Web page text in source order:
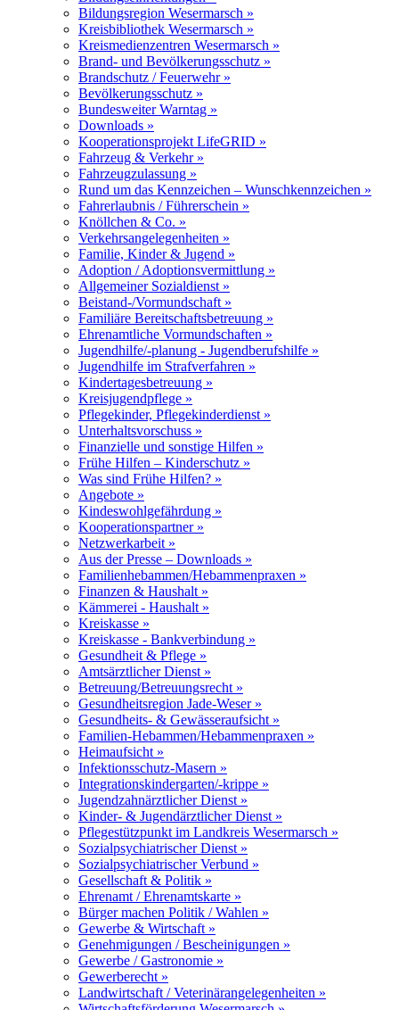
Bildungsregion Wesermarsch »
Kreisbibliothek Wesermarsch »
Kreismedienzentren Wesermarsch »
Brand- und Bevölkerungsschutz »
Brandschutz / Feuerwehr »
Bevölkerungsschutz »
Bundesweiter Warntag »
Downloads »
Kooperationsprojekt LifeGRID »
Fahrzeug & Verkehr »
Fahrzeugzulassung »
Rund um das Kennzeichen – Wunschkennzeichen »
Fahrerlaubnis / Führerschein »
Knöllchen & Co. »
Verkehrsangelegenheiten »
Familie, Kinder & Jugend »
Adoption / Adoptionsvermittlung »
Allgemeiner Sozialdienst »
Beistand-/Vormundschaft »
Familiäre Bereitschaftsbetreuung »
Ehrenamtliche Vormundschaften »
Jugendhilfe/-planung - Jugendberufshilfe »
Jugendhilfe im Strafverfahren »
Kindertagesbetreuung »
Kreisjugendpflege »
Pflegekinder, Pflegekinderdienst »
Unterhaltsvorschuss »
Finanzielle und sonstige Hilfen »
Frühe Hilfen – Kinderschutz »
Was sind Frühe Hilfen? »
Angebote »
Kindeswohlgefährdung »
Kooperationspartner »
Netzwerkarbeit »
Aus der Presse – Downloads »
Familienhebammen/Hebammenpraxen »
Finanzen & Haushalt »
Kämmerei - Haushalt »
Kreiskasse »
Kreiskasse - Bankverbindung »
Gesundheit & Pflege »
Amtsärztlicher Dienst »
Betreuung/Betreuungsrecht »
Gesundheitsregion Jade-Weser »
Gesundheits- & Gewässeraufsicht »
Familien-Hebammen/Hebammenpraxen »
Heimaufsicht »
Infektionsschutz-Masern »
Integrationskindergarten/-krippe »
Jugendzahnärztlicher Dienst »
Kinder- & Jugendärztlicher Dienst »
Pflegestützpunkt im Landkreis Wesermarsch »
Sozialpsychiatrischer Dienst »
Sozialpsychiatrischer Verbund »
Gesellschaft & Politik »
Ehrenamt / Ehrenamtskarte »
Bürger machen Politik / Wahlen »
Gewerbe & Wirtschaft »
Genehmigungen / Bescheinigungen »
Gewerbe / Gastronomie »
Gewerberecht »
Landwirtschaft / Veterinärangelegenheiten »